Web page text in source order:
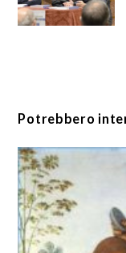
Potrebbero